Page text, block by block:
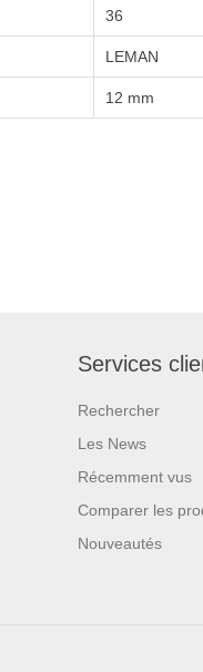
36
LEMAN
12 mm
Services
Rechercher
Les News
Récemment vus
Comparer les
Nouveautés